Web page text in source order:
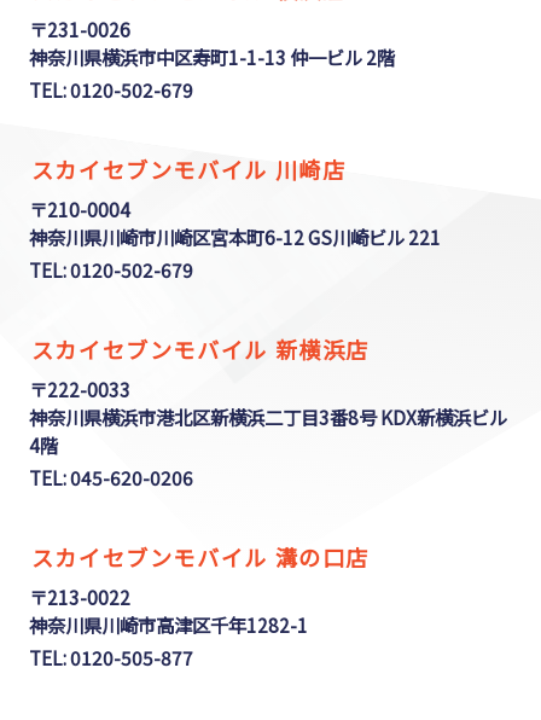
〒231-0026
神奈川県横浜市中区寿町1-1-13 仲一ビル 2階
TEL: 0120-502-679
スカイセブンモバイル 川崎店
〒210-0004
神奈川県川崎市川崎区宮本町6-12 GS川崎ビル 221
TEL: 0120-502-679
スカイセブンモバイル 新横浜店
〒222-0033
神奈川県横浜市港北区新横浜二丁目3番8号 KDX新横浜ビル
4階
TEL: 045-620-0206
スカイセブンモバイル 溝の口店
〒213-0022
神奈川県川崎市高津区千年1282-1
TEL: 0120-505-877